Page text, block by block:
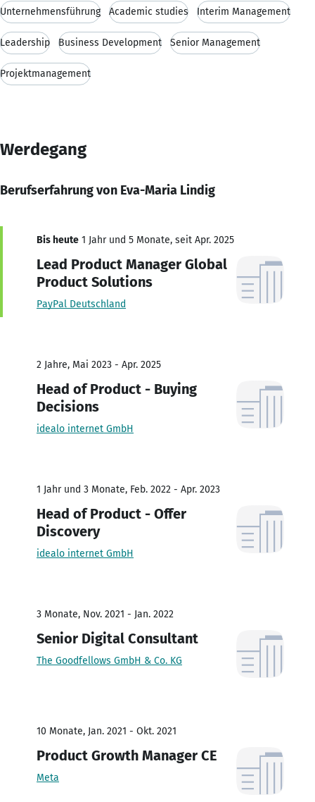
Unternehmensführung Academic studies Interim Management
Leadership Business Development Senior Management
Projektmanagement
Werdegang
Berufserfahrung von Eva-Maria Lindig
Bis heute 1 Jahr und 5 Monate, seit Apr. 2025
Lead Product Manager Global
Product Solutions
PayPal Deutschland
2 Jahre, Mai 2023 - Apr. 2025
Head of Product - Buying
Decisions
idealo internet GmbH
1 Jahr und 3 Monate, Feb. 2022 - Apr. 2023
Head of Product - Offer
Discovery
idealo internet GmbH
3 Monate, Nov. 2021 - Jan. 2022
Senior Digital Consultant
The Goodfellows GmbH & Co. KG
10 Monate, Jan. 2021 - Okt. 2021
Product Growth Manager CE
Meta